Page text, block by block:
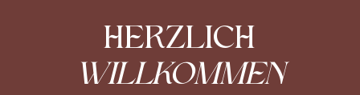
HERZLICH
WILLKOMMEN